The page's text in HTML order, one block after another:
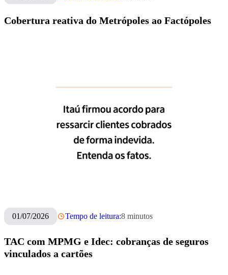
Cobertura reativa do Metrópoles ao Factópoles
01/07/2026 Tempo de leitura:8 minutos
TAC com MPMG e Idec: cobranças de seguros
vinculados a cartões